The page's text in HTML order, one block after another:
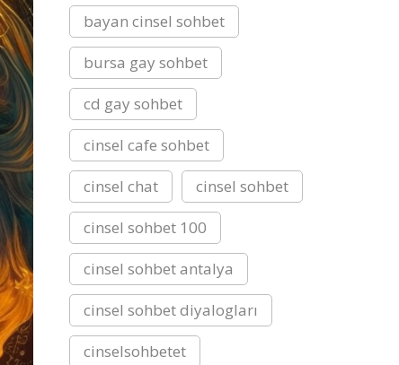
bayan cinsel sohbet
bursa gay sohbet
cd gay sohbet
cinsel cafe sohbet
cinsel chat
cinsel sohbet
cinsel sohbet 100
cinsel sohbet antalya
cinsel sohbet diyalogları
cinselsohbetet